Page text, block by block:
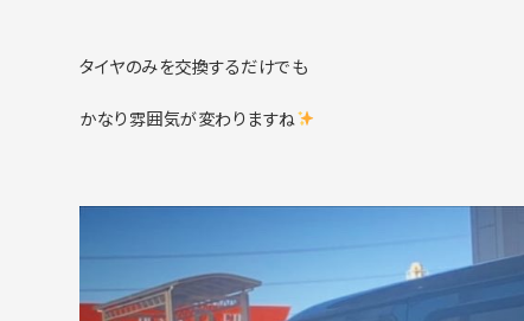
タイヤのみを交換するだけでも
かなり雰囲気が変わりますね